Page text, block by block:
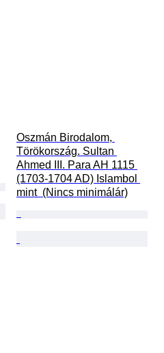
Oszmán Birodalom,
Törökország. Sultan
Ahmed III. Para AH 1115
(1703-1704 AD) Islambol
mint  (Nincs minimálár)